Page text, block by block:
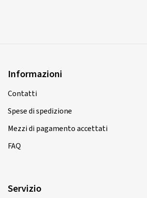
Informazioni
Contatti
Spese di spedizione
Mezzi di pagamento accettati
FAQ
Servizio